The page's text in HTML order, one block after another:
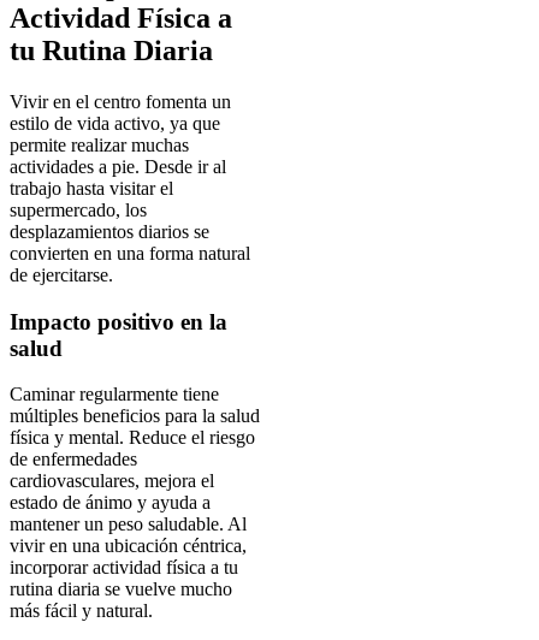
Actividad Física a
tu Rutina Diaria
Vivir en el centro fomenta un
estilo de vida activo, ya que
permite realizar muchas
actividades a pie. Desde ir al
trabajo hasta visitar el
supermercado, los
desplazamientos diarios se
convierten en una forma natural
de ejercitarse.
Impacto positivo en la
salud
Caminar regularmente tiene
múltiples beneficios para la salud
física y mental. Reduce el riesgo
de enfermedades
cardiovasculares, mejora el
estado de ánimo y ayuda a
mantener un peso saludable. Al
vivir en una ubicación céntrica,
incorporar actividad física a tu
rutina diaria se vuelve mucho
más fácil y natural.